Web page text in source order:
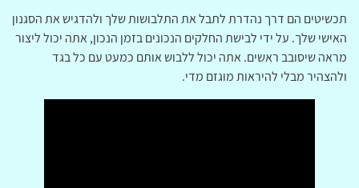
תכשיטים הם דרך נהדרת לתבל את התלבושות שלך ולהדגיש את הסגנון
האישי שלך. על ידי לבישת החלקים הנכונים בזמן הנכון, אתה יכול ליצור
מראה שיסובב ראשים. אתה יכול ללבוש אותם כמעט עם כל בגד
ולהצהיר מבלי להיראות מוגזם מדי.